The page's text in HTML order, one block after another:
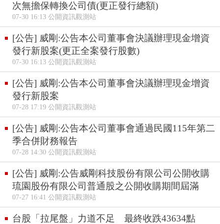
次無擔保轉換公司債(更正發行總額)
07-30 16:13 公開資訊觀測站
[公告] 威剛:公告本公司董事會決議辦理現金增資
發行新股案(更正全案發行股數)
07-30 16:13 公開資訊觀測站
[公告] 威剛:公告本公司董事會決議辦理現金增資
發行新股案
07-28 17:19 公開資訊觀測站
[公告] 威剛:公告本公司董事會通過民國115年第二
季合併財務報告
07-28 14:30 公開資訊觀測站
[公告] 威剛:公告威剛科技股份有限公司公開收購
琉園股份有限公司普通股之公開收購期間屆滿
07-27 16:41 公開資訊觀測站
台股「拉尾盤」力道不足 最終收跌43634點